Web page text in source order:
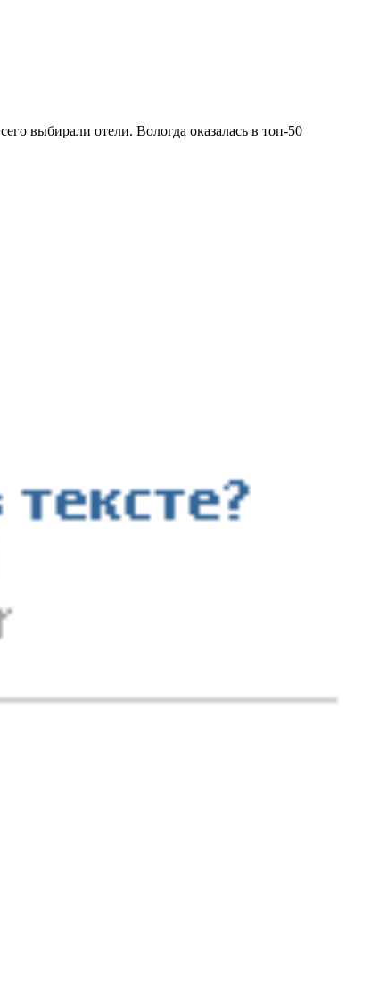
выбирали отели. Вологда оказалась в топ-50